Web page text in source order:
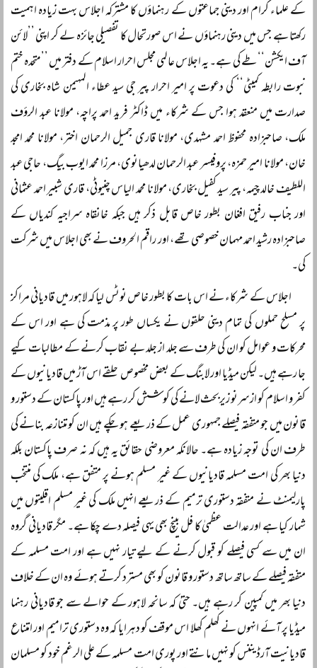
کے علماء کرام اور دینی جماعتوں کے رہنماؤں کا مشترکہ اجلاس بہت زیادہ اہمیت
رکھتا ہے جس میں دینی رہنماؤں نے اس صورتحال کا تفصیلی جائزہ لے کر اپنی ’’لائن
آف ایکشن‘‘ طے کی ہے۔ یہ اجلاس عالمی مجلس احرار اسلام کے دفتر میں ’’متحدہ ختم
نبوت رابطہ کمیٹی‘‘ کی دعوت پر امیر احرار پیر جی سید عطاء المہیمن شاہ بخاری کی
صدارت میں منعقد ہوا جس کے شرکاء میں ڈاکٹر فرید احمد پراچہ، مولانا عبد الرؤف
ملک، صاحبزادہ محفوظ احمد مشہدی، مولانا قاری جمیل الرحمان اختر، مولانا محمد امجد
خان، مولانا امیر حمزہ، پروفیسر عبد الرحمان لدھیانوی، مرزا محمد ایوب بیگ، حاجی عبد
اللطیف خالد چیمہ، پیر سید کفیل بخاری، مولانا محمد الیاس چنیوٹی، قاری شبیر احمد عثمانی
اور جناب رفیق افغان بطور خاص قابل ذکر ہیں جبکہ خانقاہ سراجیہ کندیاں کے
صاحبزادہ رشید احمد مہمان خصوصی تھے، اور راقم الحروف نے بھی اجلاس میں شرکت
کی۔
اجلاس کے شرکاء نے اس بات کا بطور خاص نوٹس لیا کہ لاہور میں قادیانی مراکز
پر مسلح حملوں کی تمام دینی حلقوں نے یکساں طور پر مذمت کی ہے اور اس کے
محرکات و عوامل کو ان کی طرف سے جلد از جلد بے نقاب کرنے کے مطالبات کیے
جا رہے ہیں۔ لیکن میڈیا اور لابنگ کے بعض مخصوص حلقے اس آڑ میں قادیانیوں کے
کفر و اسلام کو ازسرنو زیربحث لانے کی کوشش کر رہے ہیں اور پاکستان کے دستور و
قانون میں جو متفقہ فیصلے جمہوری عمل کے ذریعے ہو چکے ہیں ان کو متنازعہ بنانے کی
طرف ان کی توجہ زیادہ ہے۔ حالانکہ معروضی حقائق یہ ہیں کہ نہ صرف پاکستان بلکہ
دنیا بھر کی امت مسلمہ قادیانیوں کے غیر مسلم ہونے پر متفق ہے، ملک کی منتخب
پارلیمنٹ نے متفقہ دستوری ترمیم کے ذریعے انہیں ملک کی غیر مسلم اقلیتوں میں
شمار کیا ہے اور عدالت عظمیٰ کا فل بینچ بھی یہی فیصلہ دے چکا ہے۔ مگر قادیانی گروہ
ان میں سے کسی فیصلے کو قبول کرنے کے لیے تیار نہیں ہے اور امت مسلمہ کے
متفقہ فیصلے کے ساتھ ساتھ دستور و قانون کو بھی مسترد کرتے ہوئے وہ ان کے خلاف
دنیا بھر میں کمپین کر رہے ہیں۔ حتیٰ کہ سانحہ لاہور کے حوالے سے جو قادیانی رہنما
میڈیا پر آئے انہوں نے کھلم کھلا اس موقف کو دہرایا کہ وہ دستوری ترامیم اور امتناع
قادیانیت آرڈیننس کو نہیں مانتے اور پوری امت مسلمہ کے علی الرغم خود کو مسلمان